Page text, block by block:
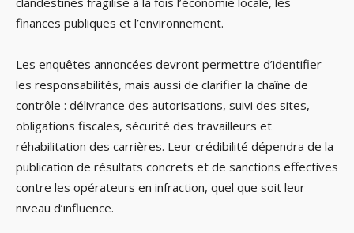
finances publiques et l’environnement.
Les enquêtes annoncées devront permettre d’identifier
les responsabilités, mais aussi de clarifier la chaîne de
contrôle : délivrance des autorisations, suivi des sites,
obligations fiscales, sécurité des travailleurs et
réhabilitation des carrières. Leur crédibilité dépendra de la
publication de résultats concrets et de sanctions effectives
contre les opérateurs en infraction, quel que soit leur
niveau d’influence.